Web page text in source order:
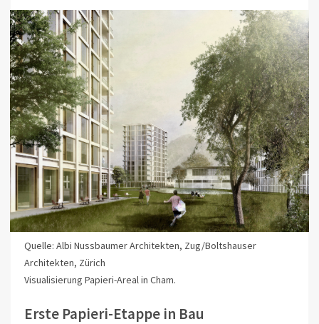
Quelle: Albi Nussbaumer Architekten, Zug/Boltshauser
Architekten, Zürich
Visualisierung Papieri-Areal in Cham.
Erste Papieri-Etappe in Bau